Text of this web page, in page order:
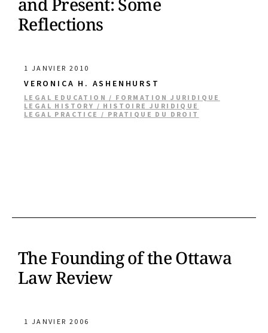
Reflections
1 JANVIER 2010
VERONICA H. ASHENHURST
LEGAL EDUCATION / FORMATION JURIDIQUE
LEGAL HISTORY / HISTOIRE JURIDIQUE
LEGAL PRACTICE / PRATIQUE DU DROIT
The Founding of the Ottawa
Law Review
1 JANVIER 2006